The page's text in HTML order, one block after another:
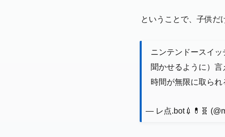
ということで、子供だ
ニンテンドースイ
聞かせるように）
時間が無限に取ら
— レ点.bot💉💊🧬